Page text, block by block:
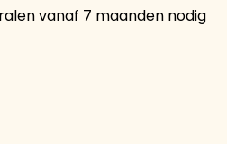
vanaf 7 maanden nodig